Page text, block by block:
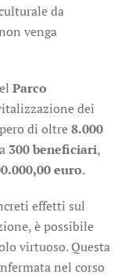
da
venga
Parco
dei
di oltre8.000
300 beneficiari,
euro.
effetti sul
è possibile
virtuoso. Questa
nel corso